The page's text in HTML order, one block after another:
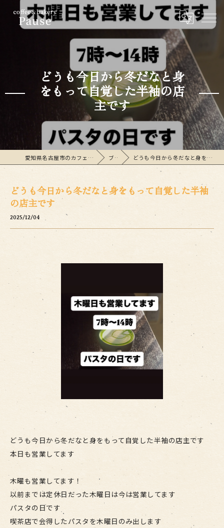
どうも今日から冬だなと身
をもって自覚した半袖の店
主です
愛知県名古屋市のカフェならcoffee&bakeryPause ブログ どうも今日から冬だなと身をもって自覚した半袖の店主です
どうも今日から冬だなと身をもって自覚した半袖
の店主です
2025/12/04
どうも今日から冬だなと身をもって自覚した半袖の店主です
本日も営業してます
木曜も営業してます！
以前までは定休日だった木曜日は今は営業してます
パスタの日です
喫茶店で会得したパスタを木曜日のみ出します